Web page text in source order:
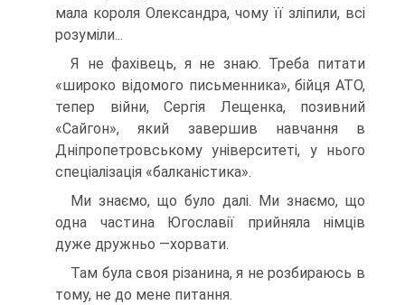
мала короля Олександра, чому її зліпили, всі
розуміли...
Я не фахівець, я не знаю. Треба питати
«широко ві­домого письменника», бійця АТО,
тепер війни, Сергія Лещенка, позивний
«Сайгон», який завершив навчання в
Дніпропетровському університеті, у нього
спеціалізація «балканістика».
Ми знаємо, що було далі. Ми знаємо, що
одна частина Югославії прийняла німців
дуже дружньо —хорвати.
Там була своя різанина, я не розбираюсь в
тому, не до мене питання.